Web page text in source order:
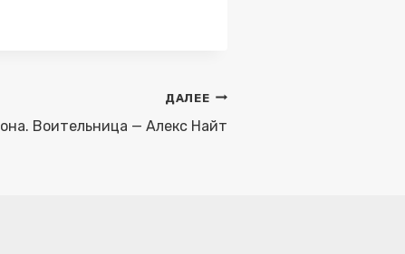
ДАЛЕЕ
Воительница — Алекс Найт